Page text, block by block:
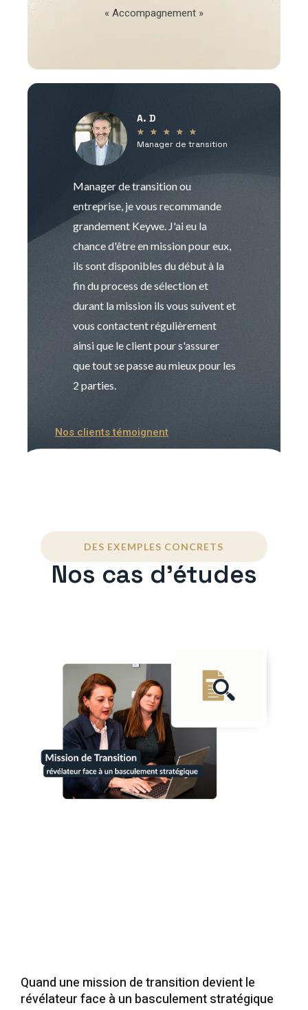
« Accompagnement »
A. D
★ ★ ★ ★ ★
Manager de transition
Manager de transition ou
entreprise, je vous recommande
grandement Keywe. J'ai eu la
chance d'être en mission pour eux,
ils sont disponibles du début à la
fin du process de sélection et
durant la mission ils vous suivent et
vous contactent régulièrement
ainsi que le client pour s'assurer
que tout se passe au mieux pour les
2 parties.
Nos clients témoignent
DES EXEMPLES CONCRETS
Nos cas d'études
Quand une mission de transition devient le
révélateur face à un basculement stratégique